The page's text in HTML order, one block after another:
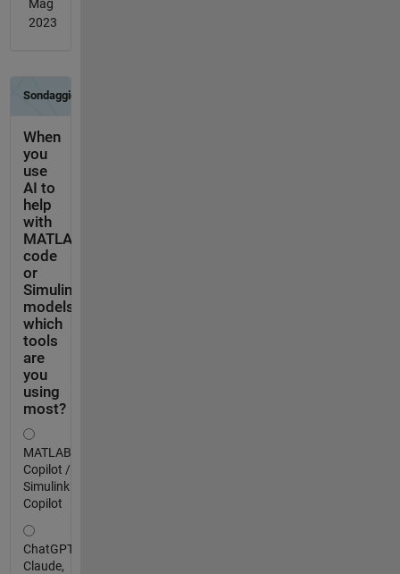
Mag
2023